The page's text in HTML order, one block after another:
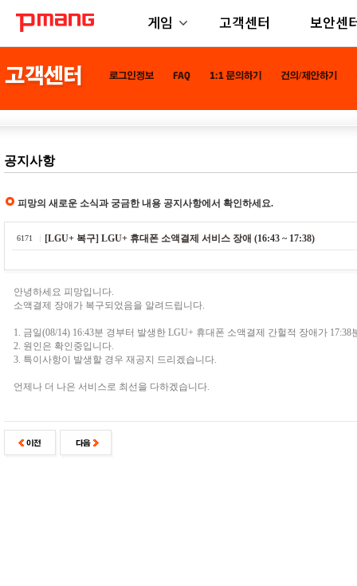
게임 고객센터 보안센
공지사항
피망의 새로운 소식과 궁금한 내용 공지사항에서 확인하세요.
6171 [LGU+ 복구] LGU+ 휴대폰 소액결제 서비스 장애 (16:43 ~ 17:38)
안녕하세요 피망입니다.
소액결제 장애가 복구되었음을 알려드립니다.
1. 금일(08/14) 16:43분 경부터 발생한 LGU+ 휴대폰 소액결제 간헐적 장애가
2. 원인은 확인중입니다.
3. 특이사항이 발생할 경우 재공지 드리겠습니다.
언제나 더 나은 서비스로 최선을 다하겠습니다.